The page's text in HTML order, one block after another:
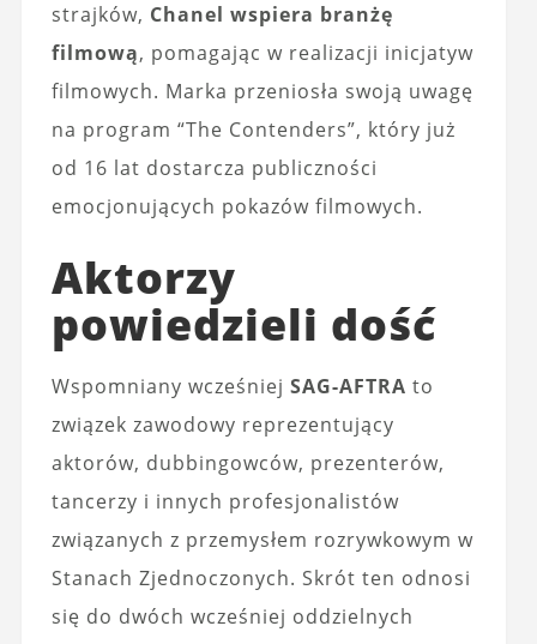
strajków, Chanel wspiera branżę
filmową, pomagając w realizacji inicjatyw
filmowych. Marka przeniosła swoją uwagę
na program “The Contenders”, który już
od 16 lat dostarcza publiczności
emocjonujących pokazów filmowych.
Aktorzy
powiedzieli dość
Wspomniany wcześniej SAG-AFTRA to
związek zawodowy reprezentujący
aktorów, dubbingowców, prezenterów,
tancerzy i innych profesjonalistów
związanych z przemysłem rozrywkowym w
Stanach Zjednoczonych. Skrót ten odnosi
się do dwóch wcześniej oddzielnych